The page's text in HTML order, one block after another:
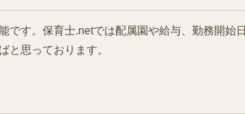
です。保育士.netでは配属園や給与、勤務開始日
と思っております。